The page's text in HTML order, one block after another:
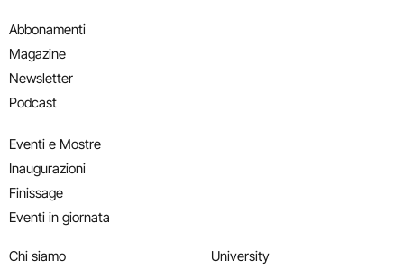
Abbonamenti
Magazine
Newsletter
Podcast
Eventi e Mostre
Inaugurazioni
Finissage
Eventi in giornata
Chi siamo
University